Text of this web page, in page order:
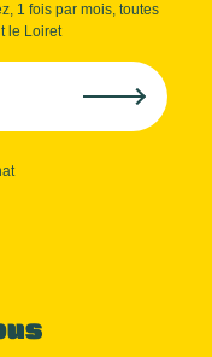
1 fois par mois, toutes
le Loiret